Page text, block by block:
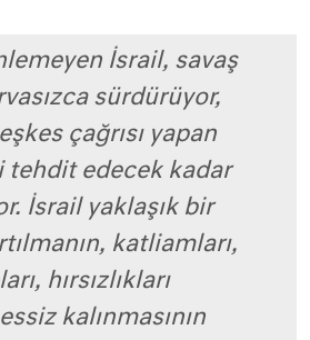
İsrail, savaş
sürdürüyor,
çağrısı yapan
tehdit edecek kadar
İsrail yaklaşık bir
katliamları,
hırsızlıkları
kalınmasının